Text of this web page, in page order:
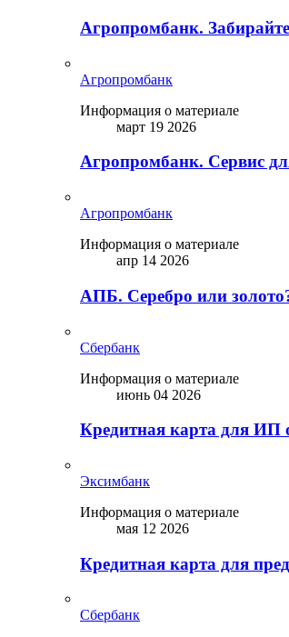
Агропромбанк.
Агропромбанк
Информация о материале
март 19 2026
Агропромбанк. Сервис
Агропромбанк
Информация о материале
апр 14 2026
АПБ. Серебро или
Сбербанк
Информация о материале
июнь 04 2026
Кредитная карта для ИП
Эксимбанк
Информация о материале
мая 12 2026
Кредитная карта для
Сбербанк